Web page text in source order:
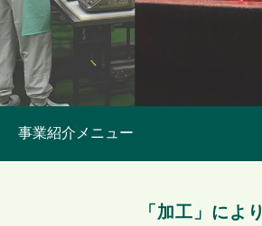
事業紹介メニュー
「加工」により